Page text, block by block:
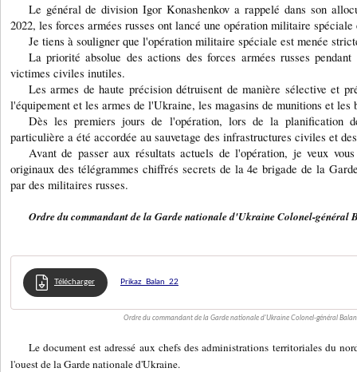
Le général de division Igor Konashenkov a rappelé dans son
2022, les forces armées russes ont lancé une opération militaire
Je tiens à souligner que l'opération militaire spéciale est menée
La priorité absolue des actions des forces armées russes
victimes civiles inutiles.
Les armes de haute précision détruisent de manière sélective et
l'équipement et les armes de l'Ukraine, les magasins de munitions et les
Dès les premiers jours de l'opération, lors de la planification
particulière a été accordée au sauvetage des infrastructures civiles et
Avant de passer aux résultats actuels de l'opération, je veux
originaux des télégrammes chiffrés secrets de la 4e brigade de la
par des militaires russes.
Ordre du commandant de la Garde nationale d'Ukraine Colonel-général
Télécharger Prikaz_Balan_22
Ordre du commandant de la Garde nationale d'Ukraine Colonel-général
Le document est adressé aux chefs des administrations territoriales du
l'ouest de la Garde nationale d'Ukraine.